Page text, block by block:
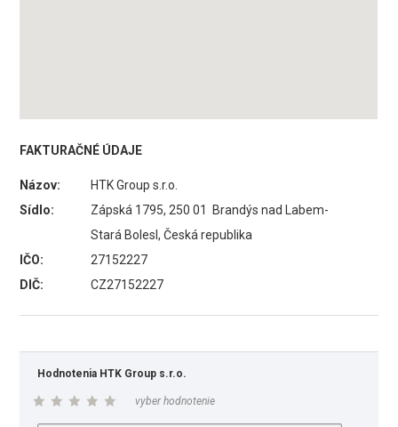
FAKTURAČNÉ ÚDAJE
Názov:
HTK Group s.r.o.
Sídlo:
Zápská 1795, 250 01 Brandýs nad Labem-
Stará Bolesl, Česká republika
IČO:
27152227
DIČ:
CZ27152227
Hodnotenia HTK Group s.r.o.
vyber hodnotenie